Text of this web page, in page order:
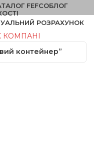
FEFCOБЛОГ
РОЗРАХУНОК
контейнер”